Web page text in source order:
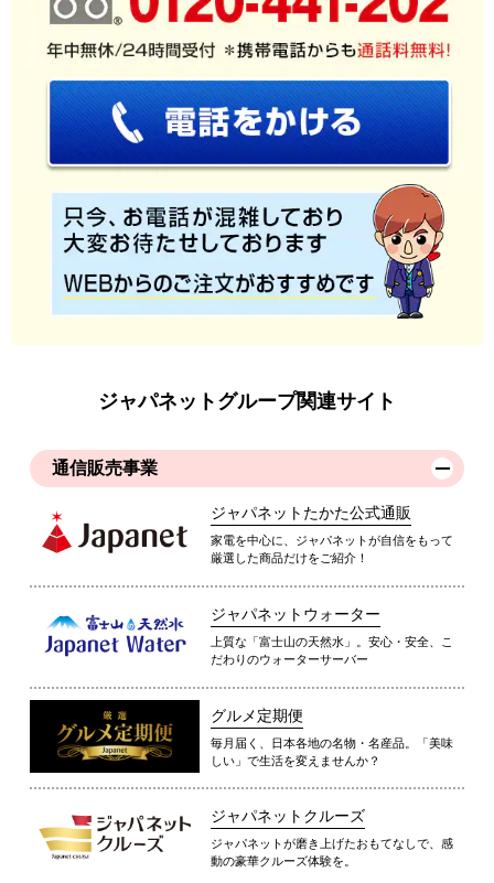
ジャパネットグループ関連サイト
通信販売事業
ジャパネットたかた公式通販
家電を中心に、ジャパネットが自信をもって
厳選した商品だけをご紹介！
ジャパネットウォーター
上質な「富士山の天然水」。安心・安全、こ
だわりのウォーターサーバー
グルメ定期便
毎月届く、日本各地の名物・名産品。「美味
しい」で生活を変えませんか？
ジャパネットクルーズ
ジャパネットが磨き上げたおもてなしで、感
動の豪華クルーズ体験を。